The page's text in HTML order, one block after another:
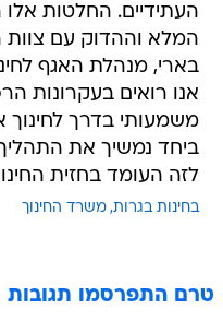
העתידיים. החלטות
המלא וההדוק עם
בארי, מנהלת האגף
אנו רואים בעקרונות
משמעותי בדרך לחינוך
ביחד נמשיך את
לזה העומד בחזית
בחינות בגרות משרד החינוך
טרם התפרסמו תגובות